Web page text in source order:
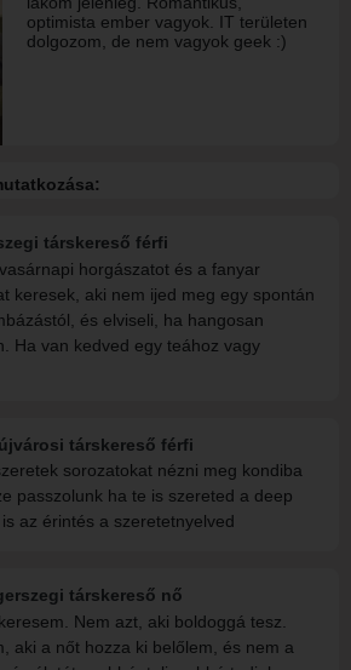
optimista ember vagyok. IT területen
dolgozom, de nem vagyok geek :)
társkereső férfi
horgászatot és a fanyar
keresek, aki nem ijed meg egy spontán
és elviseli, ha hangosan
Ha van kedved egy teához vagy
társkereső férfi
sorozatokat nézni meg kondiba
passzolunk ha te is szereted a deep
az érintés a szeretetnyelved
társkereső nő
Nem azt, aki boldoggá tesz.
aki a nőt hozza ki belőlem, és nem a